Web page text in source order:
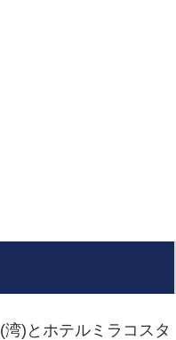
)とホテルミラコスタ